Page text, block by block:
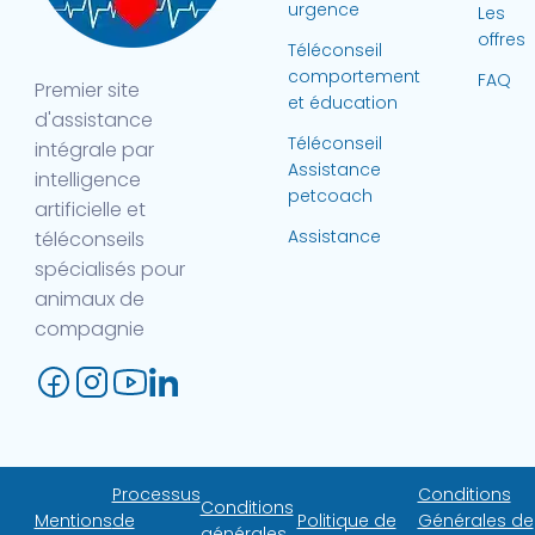
Premier site
d'assistance
intégrale par
intelligence
artificielle et
téléconseils
spécialisés pour
animaux de
compagnie
urgence
Téléconseil
comportement
et éducation
Téléconseil
Assistance
petcoach
Assistance
Les
offres
FAQ
Mentions
Processus
de
Conditions
Politique de
Conditions
Générales de